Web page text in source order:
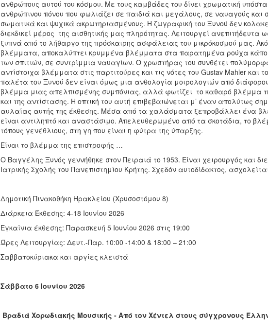
ανθρώπους αυτού του κόσμου. Με τους καμβάδες του δίνει χρωματική
ανθρώπινου πόνου που φωλιάζει σε παιδιά και μεγάλους, σε ναυαγούς και
σωματικά και ψυχικά ακρωτηριασμένους. Η ζωγραφική του Ξυνού δεν
διεκδικεί μέρος της αισθητικής μας πληρότητας. Λειτουργεί
ξυπνά από το λήθαργο της πρόσκαιρης ασφάλειας του μικρόκοσμού μας.
βλέμματα, αποκαλύπτει κρυμμένα βλέμματα στα παρατημένα ρούχα
των σπιτιών, σε συντρίμμια ναυαγίων. Ο χρωστήρας του συνθέτει
αντίστοιχα βλέμματα στις παρτιτούρες και τις νότες του Gustav Mahler και
παλέτα του Ξυνού δεν είναι όμως μια ανθολογία μοιρολογιών από
βλέμμα μιας απελπισμένης συμπόνιας, αλλά φωτίζει το καθαρό βλέμμα
και της αντίστασης. Η οπτική του αυτή επιβεβαιώνεται μ’ έναν απολύτως
αυλαίας αυτής της έκθεσης. Μέσα από τα χαλάσματα ξεπροβάλλει ένα
είναι αντιληπτό και αναστάσιμο. Απελευθερωμένο από τα σκοτάδια, το
τόπους γενέθλιους, στη γη που είναι η φύτρα της ύπαρξης.
Είναι το βλέμμα της επιστροφής …
Ο Βαγγέλης Ξυνός γεννήθηκε στον Πειραιά το 1953. Είναι χειρουργός και
Ιατρικής Σχολής του Πανεπιστημίου Κρήτης. Σχεδόν αυτοδίδακτος,
Δημοτική Πινακοθήκη Ηρακλείου (Χρυσοστόμου 8)
Διάρκεια Έκθεσης: 4-18 Ιουνίου 2026
Εγκαίνια έκθεσης: Παρασκευή 5 Ιουνίου 2026 στις 19:00
Ώρες Λειτουργίας: Δευτ.-Παρ. 10:00 -14:00 & 18:00 – 21:00
Σαββατοκύριακα και αργίες κλειστά
Σάββατο 6 Ιουνίου 2026
Βραδιά Χορωδιακής Μουσικής - Από τον Χέντελ στους σύγχρονους